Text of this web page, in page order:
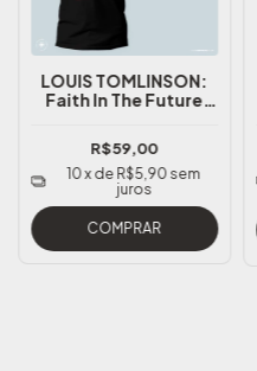
LOUIS TOMLINSON:
Faith In The Future
(Exclusividade
FANATIK)
R$59,00
10x de R$5,90 sem
juros
COMPRAR